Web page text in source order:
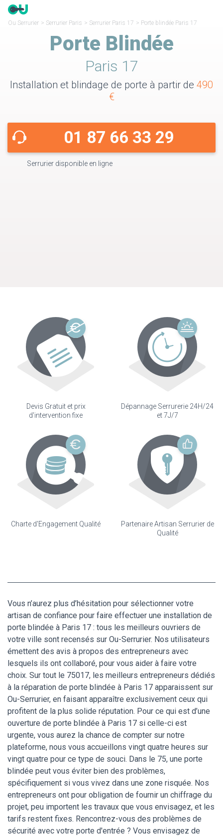
Ou Serrurier > Serrurier Paris > Serrurier Paris 17 > Porte blindée Paris 17
Porte Blindée
Paris 17
Installation et blindage de porte à partir de 490
€
01 87 66 33 29
Serrurier disponible en ligne
Devis Gratuit et prix
d'intervention fixe
Dépannage Serrurerie 24H/24
et 7J/7
Charte d'Engagement Qualité
Partenaire Artisan Serrurier de
Qualité
Vous n’aurez plus d’hésitation pour sélectionner votre
artisan de confiance pour faire effectuer une installation de
porte blindée à Paris 17 : tous les meilleurs ouvriers de
votre ville sont recensés sur Ou-Serrurier. Nos utilisateurs
émettent des avis à propos des entrepreneurs avec
lesquels ils ont collaboré, pour vous aider à faire votre
choix. Sur tout le 75017, les meilleurs entrepreneurs dédiés
à la réparation de porte blindée à Paris 17 apparaissent sur
Ou-Serrurier, en faisant apparaître exclusivement ceux qui
profitent de la plus solide réputation. Pour ce qui est d’une
ouverture de porte blindée à Paris 17 si celle-ci est
urgente, vous aurez la chance de compter sur notre
plateforme, nous vous accueillons vingt quatre heures sur
vingt quatre pour ce type de souci. Dans le 75, une porte
blindée peut vous éviter bien des problèmes,
spécifiquement si vous vivez dans une zone risquée. Nos
entrepreneurs ont pour obligation de fournir un chiffrage du
projet, peu importent les travaux que vous envisagez, et les
tarifs restent fixes. Rencontrez-vous des problèmes de
sécurité avec votre porte d'entrée ? Vous envisagez de